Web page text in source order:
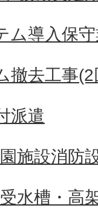
ム導入保
撤去工事(2
派遣
施設消防
水槽・高